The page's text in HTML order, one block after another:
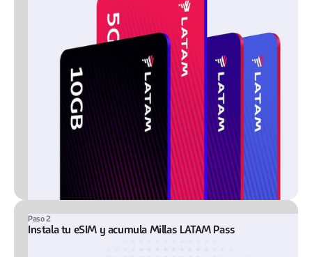
Paso 2
Instala tu eSIM y acumula Millas LATAM Pass